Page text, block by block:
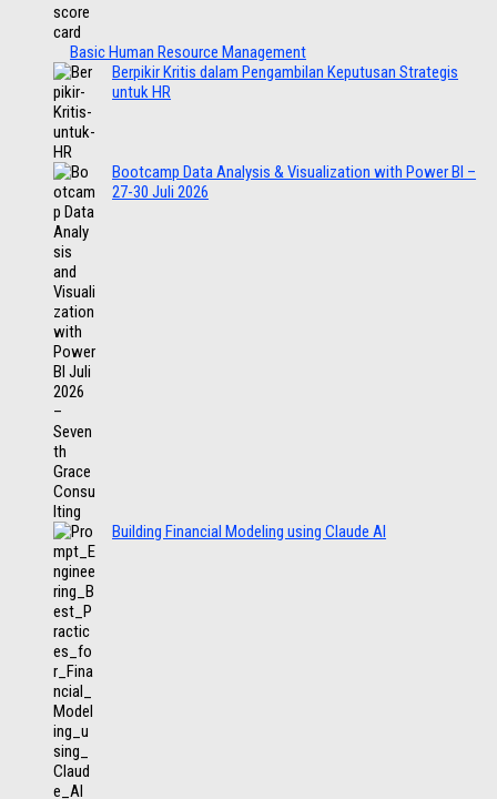
Basic Human Resource Management
Berpikir Kritis dalam Pengambilan Keputusan Strategis
untuk HR
Bootcamp Data Analysis & Visualization with Power BI –
27-30 Juli 2026
Building Financial Modeling using Claude AI